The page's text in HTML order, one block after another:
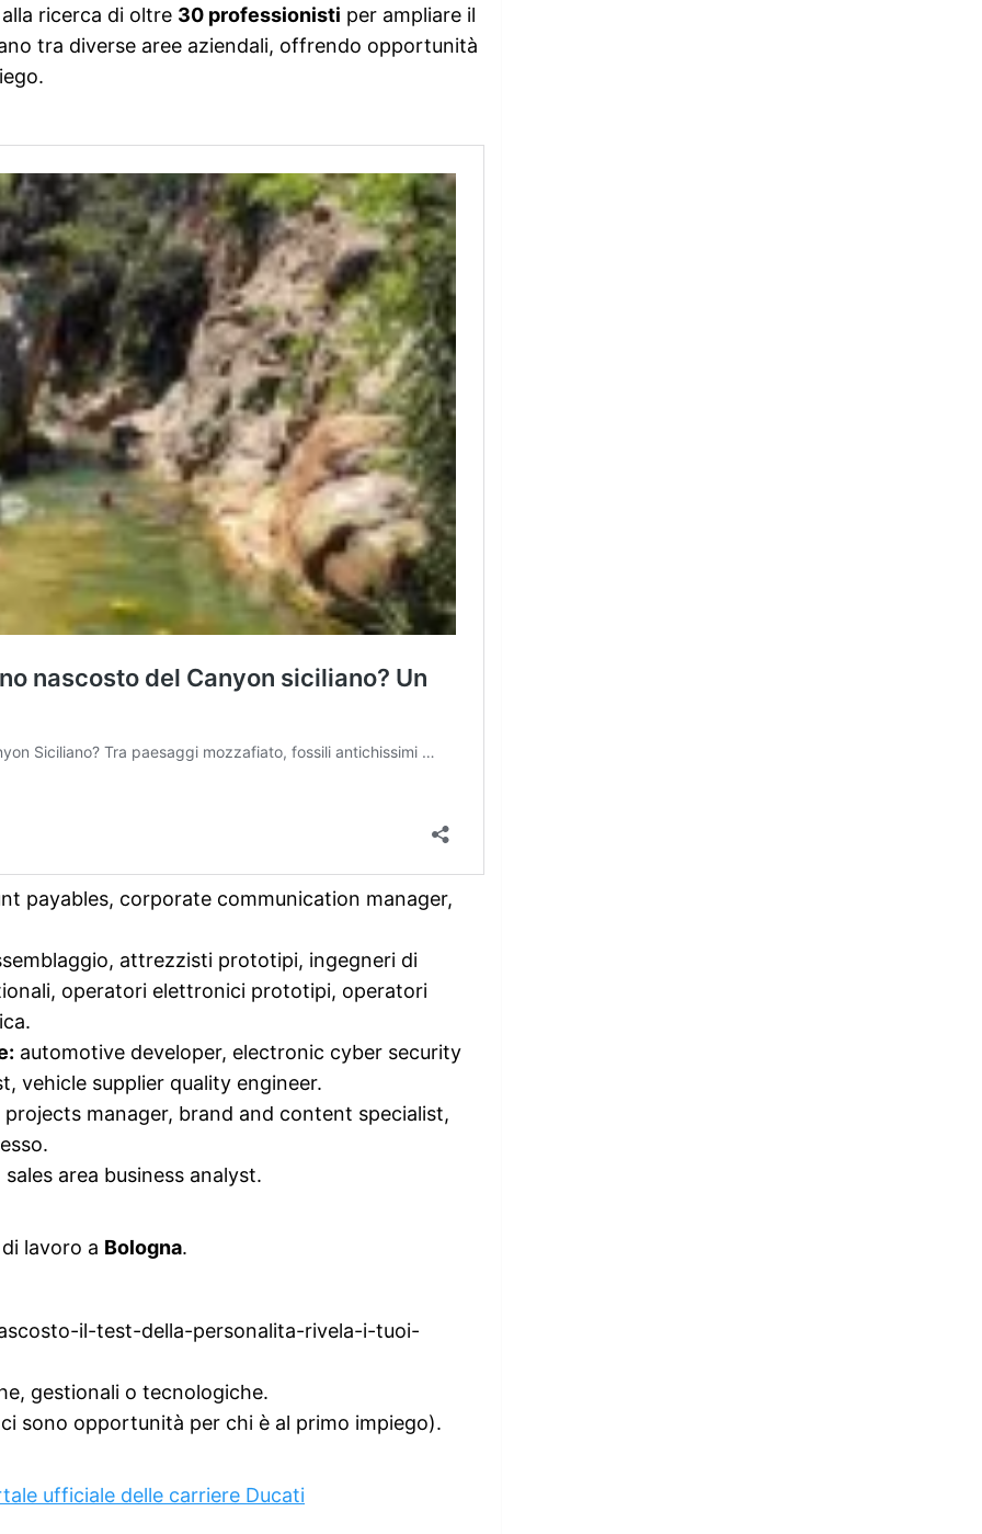
ricerca di oltre 30 professionisti per ampliare il
tra diverse aree aziendali, offrendo opportunità
payables, corporate communication manager,
attrezzisti prototipi, ingegneri di
operatori elettronici prototipi, operatori
automotive developer, electronic cyber security
vehicle supplier quality engineer.
manager, brand and content specialist,
area business analyst.
lavoro a Bologna.
il-test-della-personalita-rivela-i-tuoi-
gestionali o tecnologiche.
sono opportunità per chi è al primo impiego).
ufficiale delle carriere Ducati